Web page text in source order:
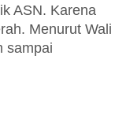
ASN. Karena
Menurut Wali
sampai